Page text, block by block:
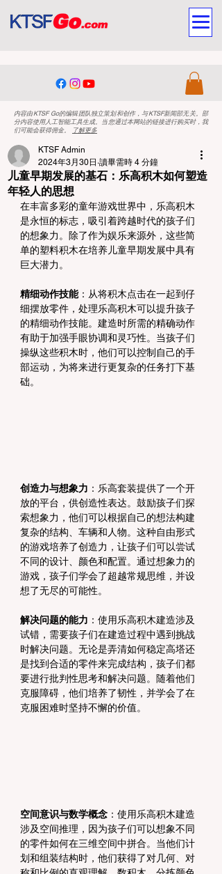
内容由KTSF Go的编辑团队独立策划和创作，与KTSF新闻部无关。部
分内容使用人工智能工具生成。当您通过本网站的链接进行购买时，我
们可能会获得佣金。
了解更多
儿童早期发展的基石：乐高积木如何塑造
年轻人的思想
KTSF Admin
2024年3月30日 讀畢需時 4 分鐘
在丰富多彩的童年游戏世界中，乐高积木
是永恒的标志，吸引着跨越时代的孩子们
的想象力。除了作为娱乐来源外，这些简
单的塑料积木在培养儿童早期发展中具有
巨大潜力。
精细动作技能：从将积木点击在一起到仔
细摆放零件，处理乐高积木可以提升孩子
的精细动作技能。建造时所需的精确动作
有助于加强手眼协调和灵巧性。当孩子们
操纵这些积木时，他们可以控制自己的手
部运动，为将来进行更复杂的任务打下基
础。
创造力与想象力 ：乐高套装提供了一个开
放的平台，供创造性表达。鼓励孩子们探
索想象力，他们可以根据自己的想法构建
复杂的结构、车辆和人物。这种自由形式
的游戏培养了创造力，让孩子们可以尝试
不同的设计、颜色和配置。通过想象力的
游戏，孩子们学会了超越常规思维，并设
想了无尽的可能性。
解决问题的能力 ：使用乐高积木建造涉及
试错，需要孩子们在建造过程中遇到挑战
时解决问题。无论是弄清如何稳定高塔还
是找到合适的零件来完成结构，孩子们都
要进行批判性思考和解决问题。随着他们
克服障碍，他们培养了韧性，并学会了在
克服困难时坚持不懈的价值。
空间意识与数学概念 ：使用乐高积木建造
涉及空间推理，因为孩子们可以想象不同
的零件如何在三维空间中拼合。当他们计
划和组装结构时，他们获得了对几何、对